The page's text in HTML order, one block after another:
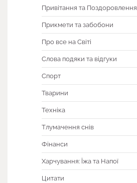
Привітання та Поздоровлення
Прикмети та забобони
Про все на Світі
Слова подяки та відгуки
Спорт
Тварини
Техніка
Тлумачення снів
Фінанси
Харчування: Їжа та Напої
Цитати